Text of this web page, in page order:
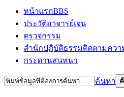
หน้าแรกBBS
ประวัติอาจารย์เจน
ตรวจกรรม
สำนักปฏิบัติธรรมติดตามคว
กระดานสนทนา
ค้นหา